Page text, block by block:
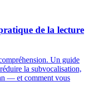
de la lecture
Un guide
la subvocalisation,
— et comment vous